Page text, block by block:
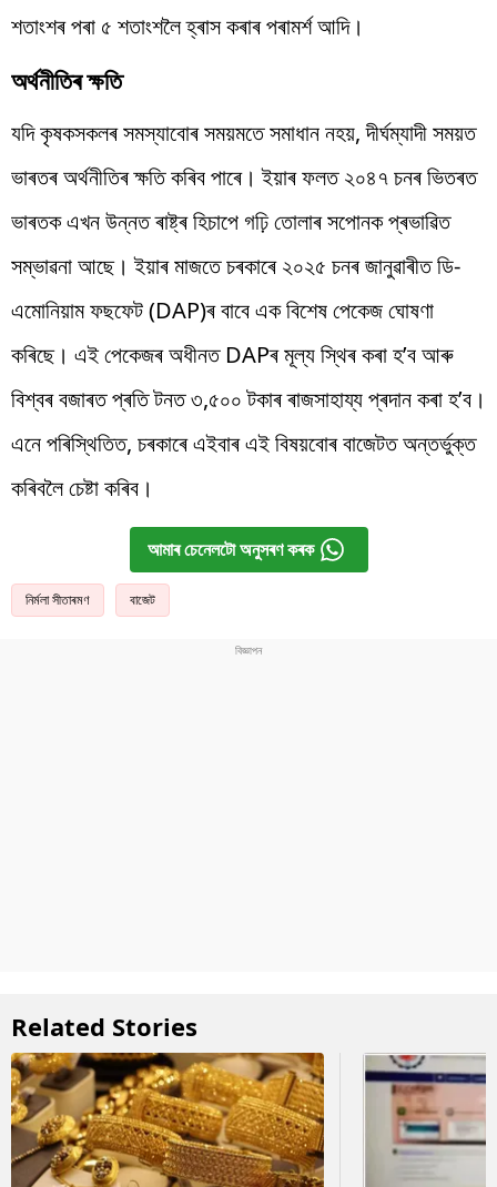
শতাংশৰ পৰা ৫ শতাংশলৈ হ্ৰাস কৰাৰ পৰামৰ্শ আদি।
অৰ্থনীতিৰ ক্ষতি
যদি কৃষকসকলৰ সমস্যাবোৰ সময়মতে সমাধান নহয়, দীৰ্ঘম্যাদী সময়ত
ভাৰতৰ অৰ্থনীতিৰ ক্ষতি কৰিব পাৰে। ইয়াৰ ফলত ২০৪৭ চনৰ ভিতৰত
ভাৰতক এখন উন্নত ৰাষ্ট্ৰ হিচাপে গঢ়ি তোলাৰ সপোনক প্ৰভাৱিত
সম্ভাৱনা আছে। ইয়াৰ মাজতে চৰকাৰে ২০২৫ চনৰ জানুৱাৰীত ডি-
এমোনিয়াম ফছফেট (DAP)ৰ বাবে এক বিশেষ পেকেজ ঘোষণা
কৰিছে। এই পেকেজৰ অধীনত DAPৰ মূল্য স্থিৰ কৰা হ’ব আৰু
বিশ্বৰ বজাৰত প্ৰতি টনত ৩,৫০০ টকাৰ ৰাজসাহায্য প্ৰদান কৰা হ’ব।
এনে পৰিস্থিতিত, চৰকাৰে এইবাৰ এই বিষয়বোৰ বাজেটত অন্তৰ্ভুক্ত
কৰিবলৈ চেষ্টা কৰিব।
আমাৰ চেনেলটো অনুসৰণ কৰক
নিৰ্মলা সীতাৰমণ বাজেট
Related Stories